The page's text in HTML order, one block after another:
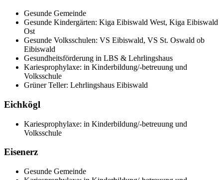
Gesunde Gemeinde
Gesunde Kindergärten: Kiga Eibiswald West, Kiga Eibiswald
Ost
Gesunde Volksschulen: VS Eibiswald, VS St. Oswald ob
Eibiswald
Gesundheitsförderung in LBS & Lehrlingshaus
Kariesprophylaxe: in Kinderbildung/-betreuung und
Volksschule
Grüner Teller: Lehrlingshaus Eibiswald
Eichkögl
Kariesprophylaxe: in Kinderbildung/-betreuung und
Volksschule
Eisenerz
Gesunde Gemeinde